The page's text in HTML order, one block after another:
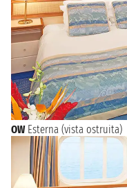
OW Esterna (vista ostruita)